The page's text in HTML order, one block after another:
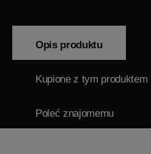
Opis produktu
Kupione z tym produktem
Poleć znajomemu